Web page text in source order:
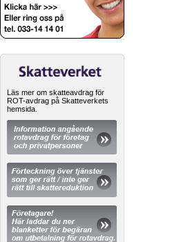
Läs mer om skatteavdrag för
ROT-avdrag på Skatteverkets
hemsida.